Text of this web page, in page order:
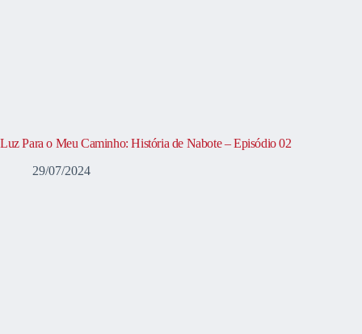
Luz Para o Meu Caminho: História de Nabote – Episódio 02
29/07/2024